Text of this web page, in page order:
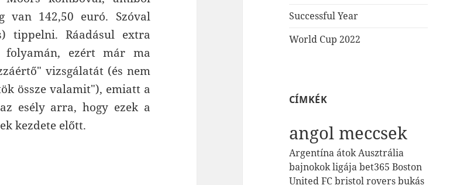
Successful Year
World Cup 2022
CÍMKÉK
angol meccsek
ArgentínaátokAusztrália
bajnokok ligájabet365 Boston
United FCbristol roversbukás
van 142,50 euró. Szóval
tippelni. Ráadásul extra
folyamán, ezért már ma
vizsgálatát (és nem
össze valamit"), emiatt a
esély arra, hogy ezek a
kezdete előtt.